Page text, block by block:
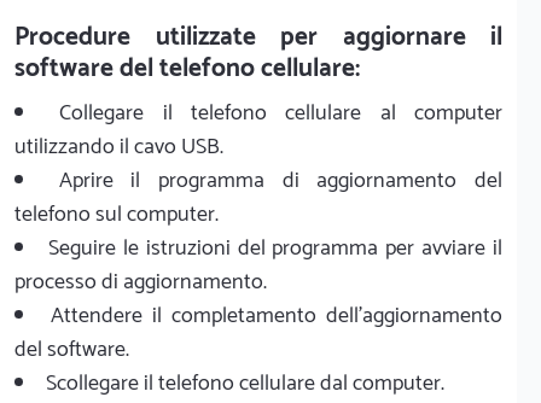
Procedure utilizzate per aggiornare il
software del telefono cellulare:
Collegare il telefono cellulare al computer
utilizzando il cavo USB.
Aprire il programma di aggiornamento del
telefono sul computer.
Seguire le istruzioni del programma per avviare il
processo di aggiornamento.
Attendere il completamento dell'aggiornamento
del software.
Scollegare il telefono cellulare dal computer.